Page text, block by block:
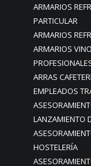
ARMARIOS
PARTICULAR
ARMARIOS
ARMARIOS
ARRAS
EMPLEADOS
LANZAMIENTO
HOSTELERÍA